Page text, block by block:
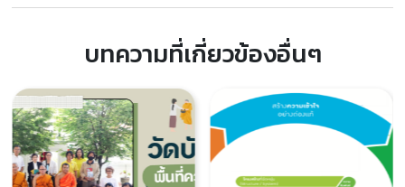
บทความที่เกี่ยวข้องอื่นๆ